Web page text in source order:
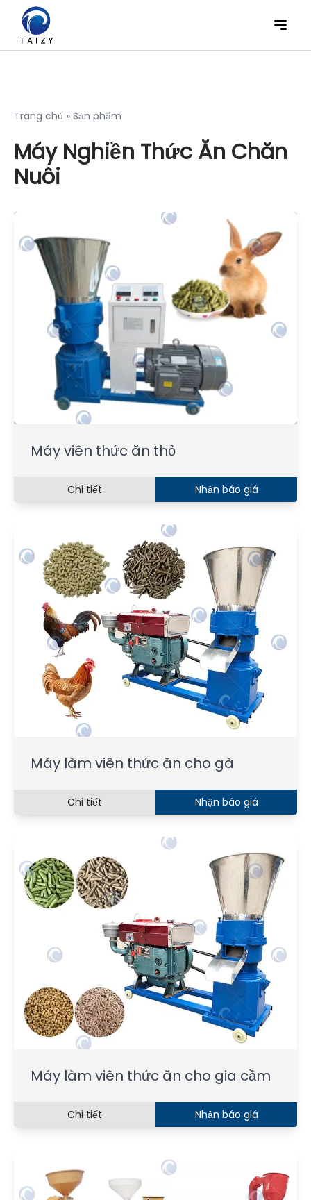
Trang chủ » Sản phẩm
Máy Nghiền Thức Ăn Chăn
Nuôi
Máy viên thức ăn thỏ
Chi tiết Nhận báo giá
Máy làm viên thức ăn cho gà
Chi tiết Nhận báo giá
Máy làm viên thức ăn cho gia cầm
Chi tiết Nhận báo giá